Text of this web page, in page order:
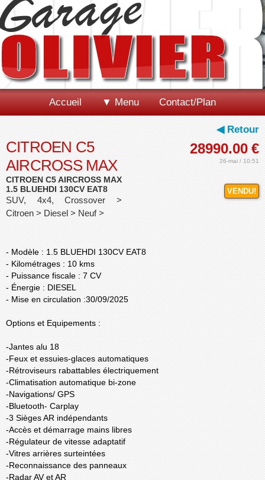
Accueil ▼ Menu Contact/Plan
◀ Retour
28990.00 €
26-mai / 10:51
VENDU!
CITROEN C5
AIRCROSS MAX
CITROEN C5 AIRCROSS MAX
1.5 BLUEHDI 130CV EAT8
SUV, 4x4, Crossover >
Citroen > Diesel > Neuf >
- Modèle : 1.5 BLUEHDI 130CV EAT8
- Kilométrages : 10 kms
- Puissance fiscale : 7 CV
- Énergie : DIESEL
- Mise en circulation :30/09/2025
Options et Equipements :
-Jantes alu 18
-Feux et essuies-glaces automatiques
-Rétroviseurs rabattables électriquement
-Climatisation automatique bi-zone
-Navigations/ GPS
-Bluetooth- Carplay
-3 Sièges AR indépendants
-Accès et démarrage mains libres
-Régulateur de vitesse adaptatif
-Vitres arrières surteintées
-Reconnaissance des panneaux
-Radar AV et AR